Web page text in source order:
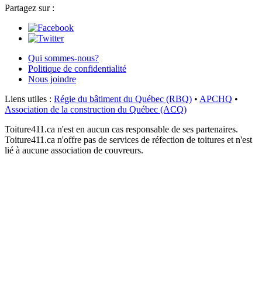
Partagez sur :
Qui sommes-nous?
Politique de confidentialité
Nous joindre
Liens utiles : Régie du bâtiment du Québec (RBQ) • APCHQ •
Association de la construction du Québec (ACQ)
Toiture411.ca n'est en aucun cas responsable de ses partenaires.
Toiture411.ca n'offre pas de services de réfection de toitures et n'est
lié à aucune association de couvreurs.